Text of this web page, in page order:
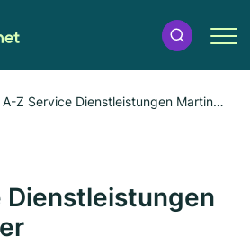
A-Z Service Dienstleistungen Martin
Dienstleistungen